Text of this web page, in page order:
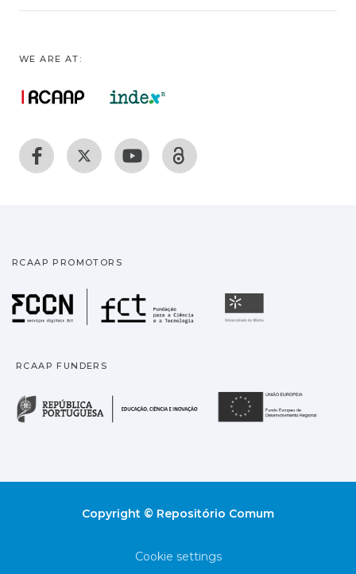
WE ARE AT:
RCAAP PROMOTORS
Fundação para a
RCAAP FUNDERS
República Portuguesa
Copyright © Repositório Comum
Cookie settings